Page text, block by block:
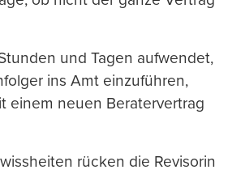
und Tagen aufwendet,
ins Amt einzuführen,
einem neuen Beratervertrag
rücken die Revisorin